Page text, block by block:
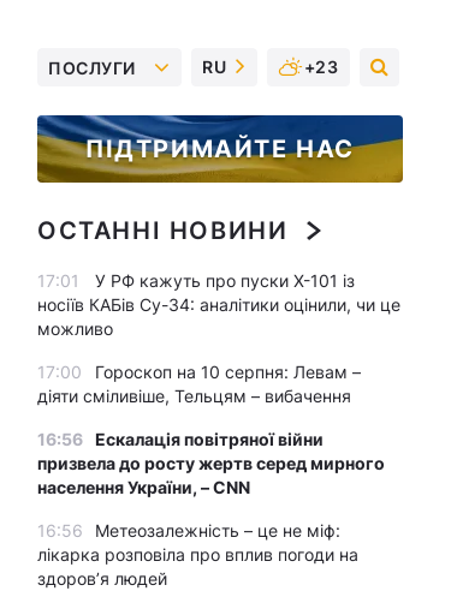
ПОСЛУГИ RU +23
ПІДТРИМАЙТЕ НАС
ОСТАННІ НОВИНИ
17:01
У РФ кажуть про пуски Х-101 із
носіїв КАБів Су-34: аналітики оцінили, чи це
можливо
17:00
Гороскоп на 10 серпня: Левам –
діяти сміливіше, Тельцям – вибачення
16:56 Ескалація повітряної війни
призвела до росту жертв серед мирного
населення України, – CNN
16:56
Метеозалежність – це не міф:
лікарка розповіла про вплив погоди на
здоров’я людей